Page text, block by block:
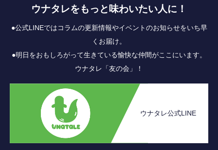
ウナタレをもっと味わいたい人に！
●公式LINEではコラムの更新情報やイベントのお知らせをいち早
くお届け。
●明日をおもしろがって生きている愉快な仲間がここにいます。
ウナタレ「友の会」！
ウナタレ公式LINE